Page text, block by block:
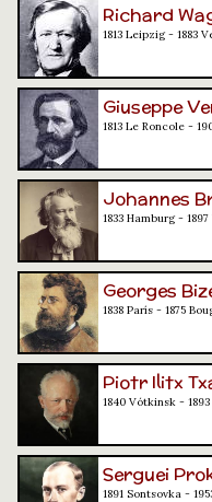
Richard
1813 Leipzig - 1883
Giuseppe
1813 Le Roncole -
Johannes
1833 Hamburg -
Georges
1838 París - 1875
Piotr Ilitx
1840 Vótkinsk -
Serguei
1891 Sontsovka -